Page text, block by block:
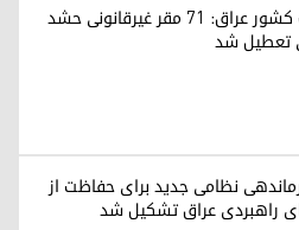
وزارت کشور عراق: ۷۱ مقر غیرقانونی حشد
تعطیل شد
نظامی جدید برای حفاظت از
راهبردی عراق تشکیل شد